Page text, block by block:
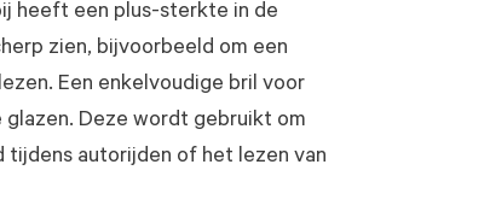
heeft een plus-sterkte in de
zien, bijvoorbeeld om een
Een enkelvoudige bril voor
Deze wordt gebruikt om
autorijden of het lezen van